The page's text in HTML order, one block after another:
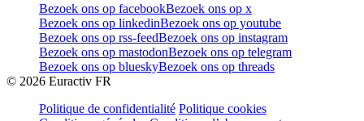
Bezoek ons op facebookBezoek ons op x
Bezoek ons op linkedinBezoek ons op youtube
Bezoek ons op rss-feedBezoek ons op instagram
Bezoek ons op mastodonBezoek ons op telegram
Bezoek ons op blueskyBezoek ons op threads
© 2026 Euractiv FR
Politique de confidentialité Politique cookies